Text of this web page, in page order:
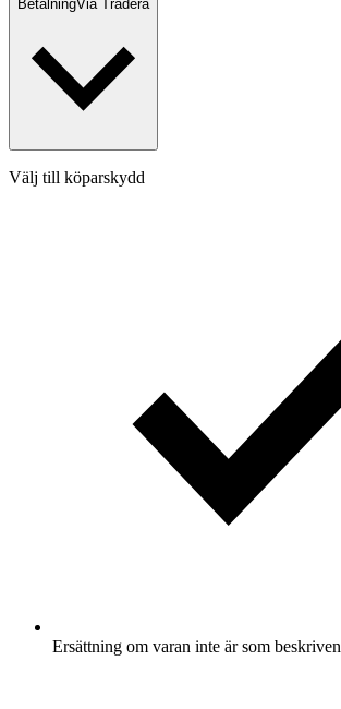
BetalningVia Tradera
Välj till köparskydd
Ersättning om varan inte är som beskriven